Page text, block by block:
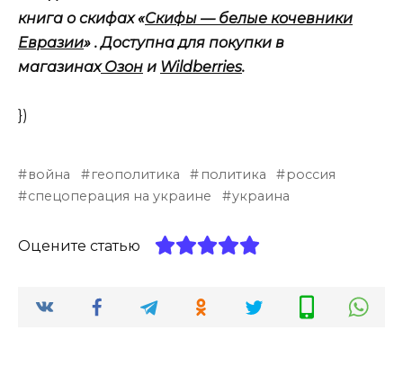
книга о скифах «Скифы — белые кочевники
Евразии» . Доступна для покупки в
магазинахОзон и Wildberries.
})
война геополитика политика
россия
спецоперация на украине
украина
Оцените статью